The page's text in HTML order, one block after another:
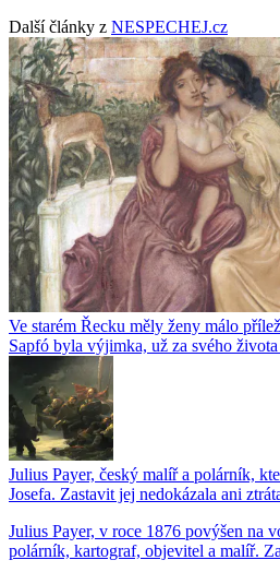
Další články z NESPECHEJ.cz
Ve starém Řecku měly ženy málo
Sapfó byla výjimka, už za svého
Julius Payer, český malíř a polárník,
Josefa. Zastavit jej nedokázala ani
Julius Payer, v roce 1876 povýšen na
polárník, kartograf, objevitel a malíř.